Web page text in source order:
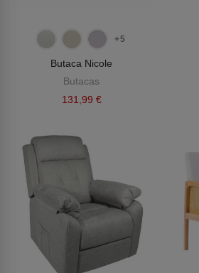
+5
Butaca Nicole
Butacas
131,99 €